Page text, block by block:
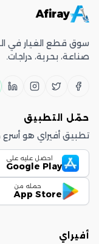
Afiray
سوق قطع الغيار في
صناعة، بحرية، دراجات.
حمّل التطبيق
تطبيق أفيراي هو
احصل عليه على
Google Play
حمله من
App Store
أفيراي